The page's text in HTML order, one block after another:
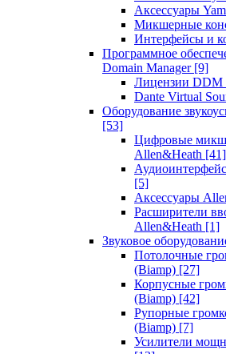
Аксессуары
Микшерные
Интерфейсы и
Программное
Domain Manager [9]
Лицензии DDM
Dante Virtual
Оборудование
[53]
Цифровые
Allen&Heath [41]
[5]
Аксессуары
Расширители
Allen&Heath [1]
Звуковое
Потолочные
(Biamp) [27]
Корпусные
(Biamp) [42]
Рупорные
(Biamp) [7]
Усилители